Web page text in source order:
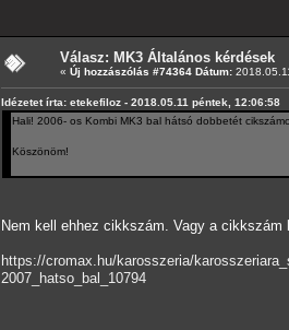
Válasz: MK3 Általános kérdések
« Új hozzászólás #74364 Dátum:
Idézetet írta: etekefiloz - 2018.05.11 péntek, 12:06:58
Hali! 2006- os Kombi MK3 bal hátsó dobbetét
Köszönöm!
Nem kell ehhez cikkszám. Vagy a
https://cromax.hu/karosszeria/
2007_hatso_bal_10794